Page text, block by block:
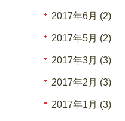
2017年6月 (2)
2017年5月 (2)
2017年3月 (3)
2017年2月 (3)
2017年1月 (3)